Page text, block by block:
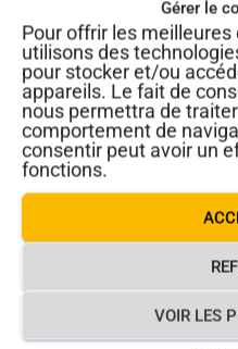
Gérer le
Pour offrir les
utilisons des
pour stocker et/ou
appareils. Le fait de
nous permettra de
comportement de
consentir peut avoir un
fonctions.
VOIR LES
Fermeture
de location de
Le service de location
Pas de conducteur dans
L’assistance contacte le
propose une solution
Cette garantie départ
destinations et créneaux
le matin, entre 6h45 et
le soir, entre 16h30 et